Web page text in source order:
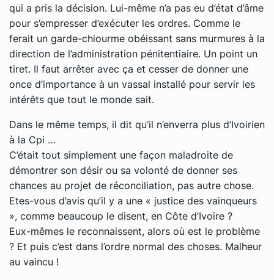
qui a pris la décision. Lui-même n’a pas eu d’état d’âme
pour s’empresser d’exécuter les ordres. Comme le
ferait un garde-chiourme obéissant sans murmures à la
direction de l’administration pénitentiaire. Un point un
tiret. Il faut arrêter avec ça et cesser de donner une
once d’importance à un vassal installé pour servir les
intérêts que tout le monde sait.
Dans le même temps, il dit qu’il n’enverra plus d’Ivoirien
à la Cpi …
C’était tout simplement une façon maladroite de
démontrer son désir ou sa volonté de donner ses
chances au projet de réconciliation, pas autre chose.
Etes-vous d’avis qu’il y a une « justice des vainqueurs
», comme beaucoup le disent, en Côte d’Ivoire ?
Eux-mêmes le reconnaissent, alors où est le problème
? Et puis c’est dans l’ordre normal des choses. Malheur
au vaincu !